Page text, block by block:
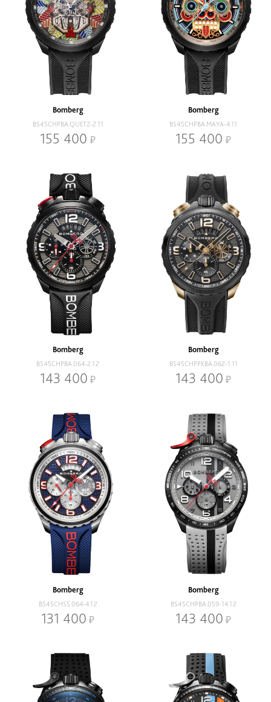
Bomberg
BS45CHPBA.QUETZ-2.11
155 400
Bomberg
BS45CHPBA.MAYA-4.11
155 400
Bomberg
BS45CHPBA.064-2.12
143 400
Bomberg
BS45CHPPKBA.062-1.11
143 400
Bomberg
BS45CHSS.064-4.12
131 400
Bomberg
BS45CHPBA.059-14.12
143 400